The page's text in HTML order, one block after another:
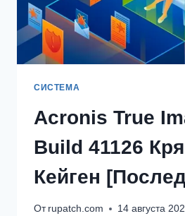
СИСТЕМА
Acronis True
Build 41126
Кейген
От rupatch.com 14 августа